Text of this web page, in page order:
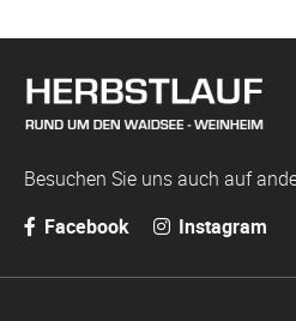
Besuchen Sie uns auch auf
Facebook
Instagram